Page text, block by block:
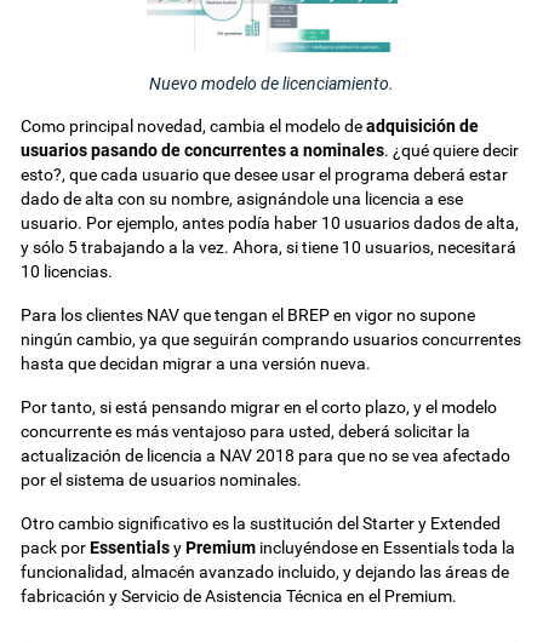
Nuevo modelo de licenciamiento.
Como principal novedad, cambia el modelo deadquisición de
usuarios pasando de concurrentes a nominales. ¿qué quiere decir
esto?, que cada usuario que desee usar el programa deberá estar
dado de alta con su nombre, asignándole una licencia a ese
usuario. Por ejemplo, antes podía haber 10 usuarios dados de alta,
y sólo 5 trabajando a la vez. Ahora, si tiene 10 usuarios, necesitará
10 licencias.
Para los clientes NAV que tengan el BREP en vigor no supone
ningún cambio, ya que seguirán comprando usuarios concurrentes
hasta que decidan migrar a una versión nueva.
Por tanto, si está pensando migrar en el corto plazo, y el modelo
concurrente es más ventajoso para usted, deberá solicitar la
actualización de licencia a NAV 2018 para que no se vea afectado
por el sistema de usuarios nominales.
Otro cambio significativo es la sustitución del Starter y Extended
pack porEssentialsyPremium incluyéndose en Essentials toda la
funcionalidad, almacén avanzado incluido, y dejando las áreas de
fabricación y Servicio de Asistencia Técnica en el Premium.